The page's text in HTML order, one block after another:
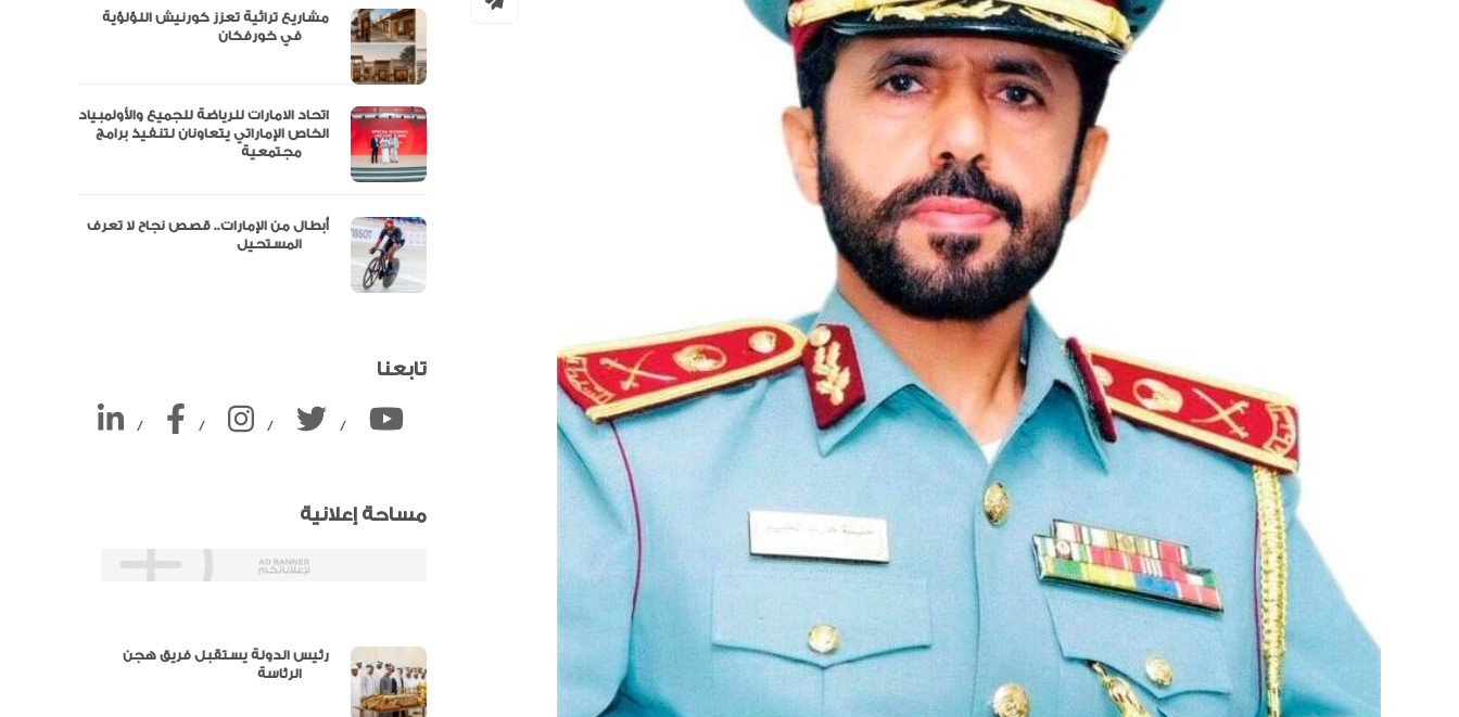
مشاريع تراثية تعزز كورنيش اللؤلؤية
اتحاد الامارات للرياضة للجميع والأولمبياد
الخاص الإماراتي يتعاونان لتنفيذ برامج
أبطال من الإمارات.. قصص نجاح لا تعرف
تابعنا
/ / / /
مساحة إعلانية
رئيس الدولة يستقبل فريق هجن
ميدالية و10 أرقام قياسية في كأس